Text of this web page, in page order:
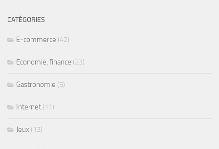
CATÉGORIES
E-commerce (42)
Economie, finance (23)
Gastronomie (5)
Internet (11)
Jeux (13)